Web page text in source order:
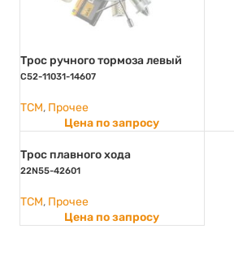
Трос ручного тормоза левый
C52-11031-14607
TCM, Прочее
Цена по запросу
Трос плавного хода
22N55-42601
TCM, Прочее
Цена по запросу